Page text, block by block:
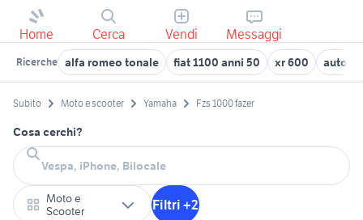
Home Cerca Vendi Messaggi
Ricerche alfa romeo tonale fiat 1100 anni 50 xr 600 auto
Subito Moto e scooter Yamaha Fzs 1000 fazer
Cosa cerchi?
Moto e
Scooter
Filtri +2